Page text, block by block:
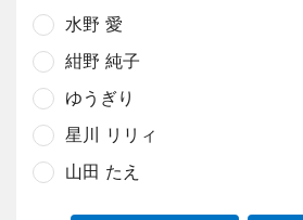
水野 愛
紺野 純子
ゆうぎり
星川 リリィ
山田 たえ